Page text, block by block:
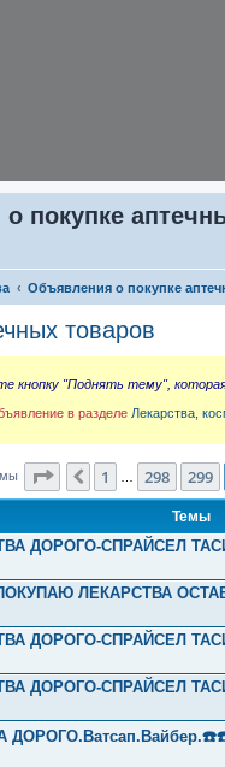
покупке
Объявления о покупке
товаров
кнопку "Поднять тему",
в разделе Лекарства,
Страница 300из 431
Пред.
1 298 299
Темы
ДОРОГО-СПРАЙСЕЛ
ПОКУПАЮ ЛЕКАРСТВА
ДОРОГО-СПРАЙСЕЛ
ДОРОГО-СПРАЙСЕЛ